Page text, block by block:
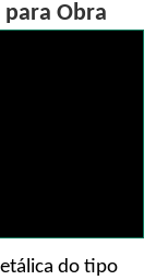
Obra
do tipo